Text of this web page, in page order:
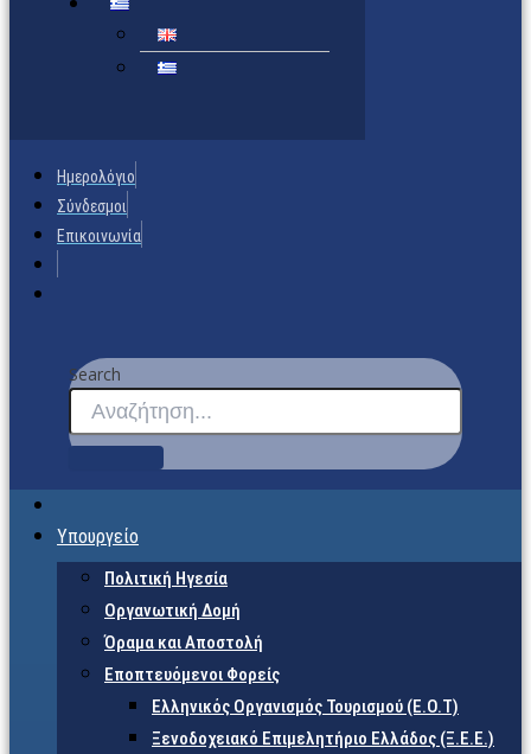
Ημερολόγιο
Σύνδεσμοι
Επικοινωνία
Search
Υπουργείο
Πολιτική Ηγεσία
Οργανωτική Δομή
Όραμα και Αποστολή
Εποπτευόμενοι Φορείς
Eλληνικός Οργανισμός Τουρισμού (Ε.Ο.Τ)
Ξενοδοχειακό Επιμελητήριο Ελλάδος (Ξ.Ε.Ε.)